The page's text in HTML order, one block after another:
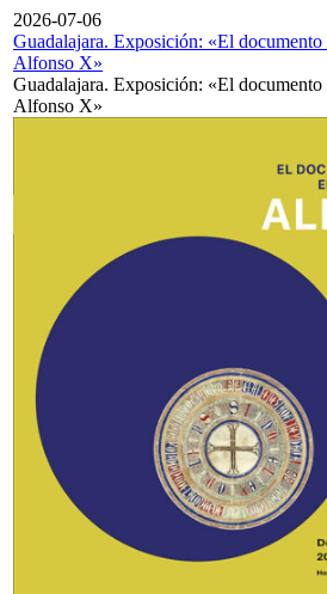
2026-07-06
Guadalajara. Exposición: «El
Alfonso X»
Guadalajara. Exposición: «El
Alfonso X»